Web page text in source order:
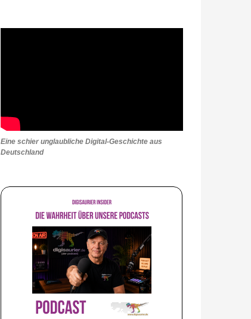
Eine schier unglaubliche Digital-Geschichte aus
Deutschland